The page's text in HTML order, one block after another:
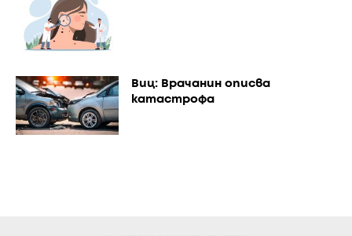
Виц: Врачанин описва
катастрофа